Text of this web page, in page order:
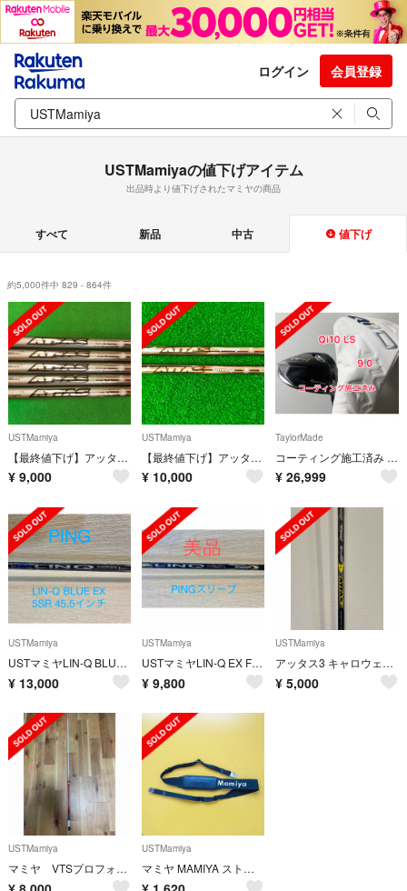
ログイン 会員登録
USTMamiyaの値下げアイテム
出品時より値下げされたマミヤの商品
すべて 新品 中古 値下げ
約5,000件中 829 - 864件
USTMamiya
【最終値下げ】アッタス アイアン 10S 5本セット
¥ 9,000
USTMamiya
【最終値下げ】アッタス アイアン スピンウェッジ 100 2本セット
¥ 10,000
TaylorMade
コーティング施工済み Qi10 LS ドライバー 純正ヘッドカバー付き
¥ 26,999
USTMamiya
USTマミヤLIN-Q BLUE EX 【5SR】ピンスリーブ付ドライバー用
¥ 13,000
USTMamiya
USTマミヤLIN-Q EX FW 【55S】42インチ
¥ 9,800
USTMamiya
アッタス3 キャロウェイスリーブ付き
¥ 5,000
USTMamiya
マミヤ VTSプロフォース シルバー 6S
USTMamiya
マミヤ MAMIYA ストラップ 中版用？